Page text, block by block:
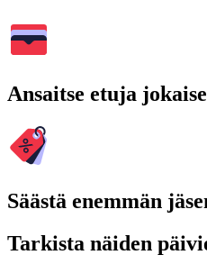
Ansaitse etuja
Säästä enemmän
Tarkista näiden